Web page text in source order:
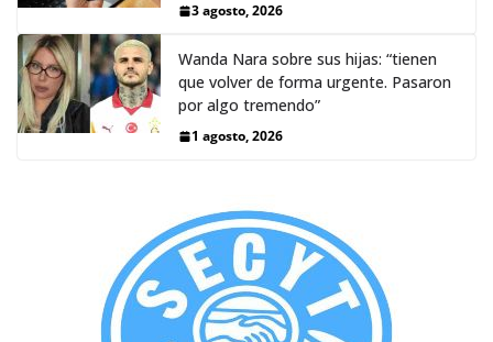
3 agosto, 2026
Wanda Nara sobre sus hijas: “tienen
que volver de forma urgente. Pasaron
por algo tremendo”
1 agosto, 2026